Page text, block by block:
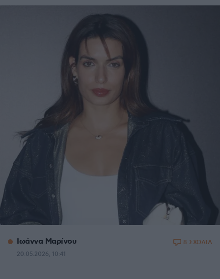
Ιωάννα Μαρίνου
20.05.2026, 10:41
8 ΣΧΟΛΙΑ